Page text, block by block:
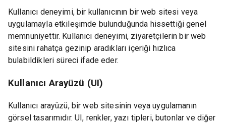
Kullanıcı deneyimi, bir kullanıcının bir web sitesi veya
uygulamayla etkileşimde bulunduğunda hissettiği genel
memnuniyettir. Kullanıcı deneyimi, ziyaretçilerin bir web
sitesini rahatça gezinip aradıkları içeriği hızlıca
bulabildikleri süreci ifade eder.
Kullanıcı Arayüzü (UI)
Kullanıcı arayüzü, bir web sitesinin veya uygulamanın
görsel tasarımıdır. UI, renkler, yazı tipleri, butonlar ve diğer